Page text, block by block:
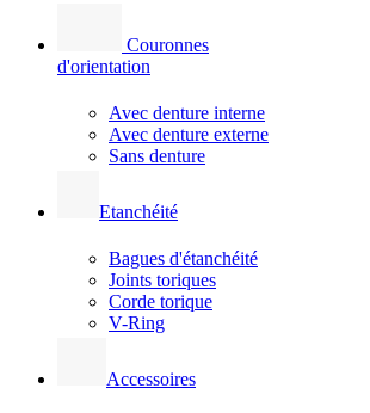
Couronnes
d'orientation
Avec denture interne
Avec denture externe
Sans denture
Etanchéité
Bagues d'étanchéité
Joints toriques
Corde torique
V-Ring
Accessoires